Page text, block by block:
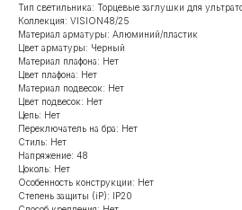
Тип светильника: Торцевые заглушки для
Коллекция: VISION48/25
Материал арматуры: Алюминий/пластик
Цвет арматуры: Черный
Материал плафона: Нет
Цвет плафона: Нет
Материал подвесок: Нет
Цвет подвесок: Нет
Цепь: Нет
Переключатель на бра: Нет
Стиль: Нет
Напряжение: 48
Цоколь: Нет
Особенность конструкции: Нет
Степень защиты (iP): IP20